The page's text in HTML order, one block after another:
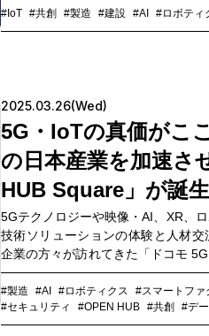
ログラム）とは、NTT Com のIoTプ
よる新しいサービスやソリューシ
ントでは、IoT活用の新しいビジョン
の具体的な支援内容、共創事例につ
#IoT #共創 #製造 #建設 #AI #ロボティ
2025.03.26(Wed)
5G・IoTの真価がこ
の日本産業を加速さ
HUB Square」が誕生
5Gテクノロジーや映像・AI、XR、
技術ソリューションの体験と人材
企業の方々が訪れてきた「ドコモ
DX スクエア）。そんなDXスクエ
スにおける課題解決と可能性発見の
をコンセプトとした施設「OPEN
町プレイスでリニューアルオープ
#製造 #AI #ロボティクス #スマートファ
#セキュリティ
#OPEN HUB #共創 #デ